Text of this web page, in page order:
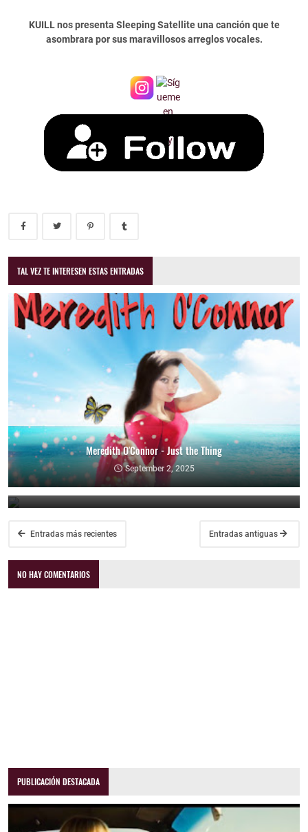
KUILL nos presenta Sleeping Satellite una canción que te
asombrara por sus maravillosos arreglos vocales.
TAL VEZ TE INTERESEN ESTAS ENTRADAS
Meredith O'Connor - Just the Thing
September 2, 2025
The Fritz Gambit - Moth Drawn to a Flame
August 11, 2025
Entradas más recientes Entradas antiguas
NO HAY COMENTARIOS
PUBLICACIÓN DESTACADA